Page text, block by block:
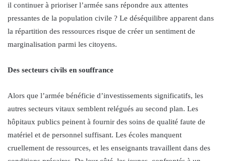
il continuer à prioriser l’armée sans répondre aux attentes
pressantes de la population civile ? Le déséquilibre apparent dans
la répartition des ressources risque de créer un sentiment de
marginalisation parmi les citoyens.
Des secteurs civils en souffrance
Alors que l’armée bénéficie d’investissements significatifs, les
autres secteurs vitaux semblent relégués au second plan. Les
hôpitaux publics peinent à fournir des soins de qualité faute de
matériel et de personnel suffisant. Les écoles manquent
cruellement de ressources, et les enseignants travaillent dans des